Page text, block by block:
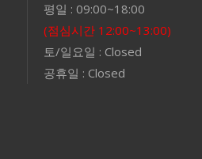
평일 : 09:00~18:00
(점심시간 12:00~13:00)
토/일요일 : Closed
공휴일 : Closed